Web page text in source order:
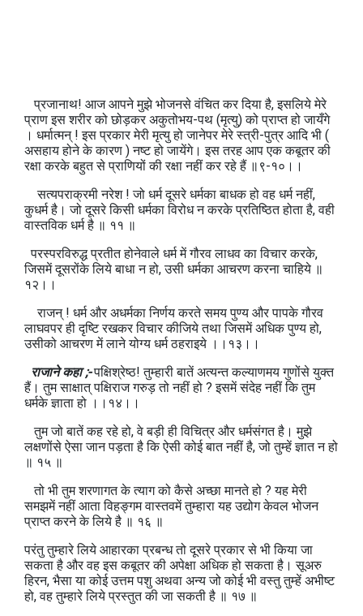
प्रजानाथ! आज आपने मुझे भोजनसे वंचित कर दिया है, इसलिये मेरे
प्राण इस शरीर को छोड़कर अकुतोभय-पथ (मृत्यु) को प्राप्त हो जायँगे
। धर्मात्मन् ! इस प्रकार मेरी मृत्यु हो जानेपर मेरे स्त्री-पुत्र आदि भी (
असहाय होने के कारण ) नष्ट हो जायेंगे। इस तरह आप एक कबूतर की
रक्षा करके बहुत से प्राणियों की रक्षा नहीं कर रहे हैं ॥९-१०।।
सत्यपराक्रमी नरेश ! जो धर्म दूसरे धर्मका बाधक हो वह धर्म नहीं,
कुधर्म है। जो दूसरे किसी धर्मका विरोध न करके प्रतिष्ठित होता है, वही
वास्तविक धर्म है ॥ ११ ॥
परस्परविरुद्ध प्रतीत होनेवाले धर्म में गौरव लाधव का विचार करके,
जिसमें दूसरोंके लिये बाधा न हो, उसी धर्मका आचरण करना चाहिये ॥
१२।।
राजन् ! धर्म और अधर्मका निर्णय करते समय पुण्य और पापके गौरव
लाघवपर ही दृष्टि रखकर विचार कीजिये तथा जिसमें अधिक पुण्य हो,
उसीको आचरण में लाने योग्य धर्म ठहराइये ।।१३।।
राजाने कहा ;-पक्षिश्रेष्ठ! तुम्हारी बातें अत्यन्त कल्याणमय गुणोंसे युक्त
हैं। तुम साक्षात् पक्षिराज गरुड़ तो नहीं हो ? इसमें संदेह नहीं कि तुम
धर्मके ज्ञाता हो ।।१४।।
तुम जो बातें कह रहे हो, वे बड़ी ही विचित्र और धर्मसंगत है। मुझे
लक्षणोंसे ऐसा जान पड़ता है कि ऐसी कोई बात नहीं है, जो तुम्हें ज्ञात न हो
॥ १५ ॥
तो भी तुम शरणागत के त्याग को कैसे अच्छा मानते हो ? यह मेरी
समझमें नहीं आता विहङ्गम वास्तवमें तुम्हारा यह उद्योग केवल भोजन
प्राप्त करने के लिये है ॥ १६ ॥
परंतु तुम्हारे लिये आहारका प्रबन्ध तो दूसरे प्रकार से भी किया जा
सकता है और वह इस कबूतर की अपेक्षा अधिक हो सकता है। सूअरु
हिरन, भैसा या कोई उत्तम पशु अथवा अन्य जो कोई भी वस्तु तुम्हें अभीष्ट
हो, वह तुम्हारे लिये प्रस्तुत की जा सकती है ॥ १७ ॥